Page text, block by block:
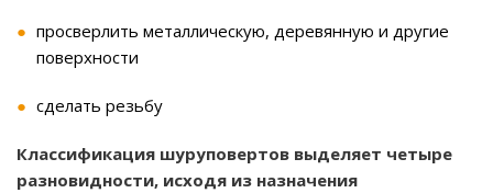
просверлить металлическую, деревянную и другие
поверхности
сделать резьбу
Классификация шуруповертов выделяет четыре
разновидности, исходя из назначения